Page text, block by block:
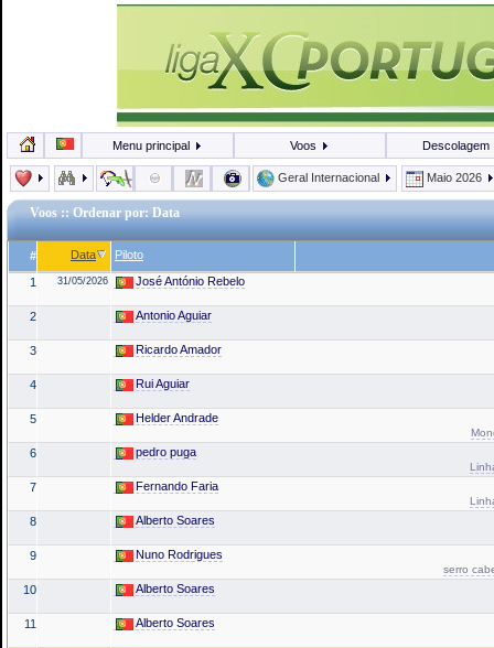
Menu principal Voos Descolagem
Geral Internacional Maio 2026
Voos :: Ordenar por: Data
# Data Piloto
1 31/05/2026 José António Rebelo
2 Antonio Aguiar
3 Ricardo Amador
4 Rui Aguiar
5 Helder Andrade
6 pedro puga
7 Fernando Faria
8 Alberto Soares
9 Nuno Rodrigues
serro
10 Alberto Soares
11 Alberto Soares